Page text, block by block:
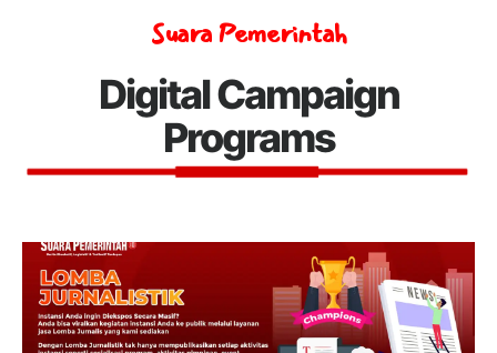
Suara Pemerintah
Digital Campaign
Programs